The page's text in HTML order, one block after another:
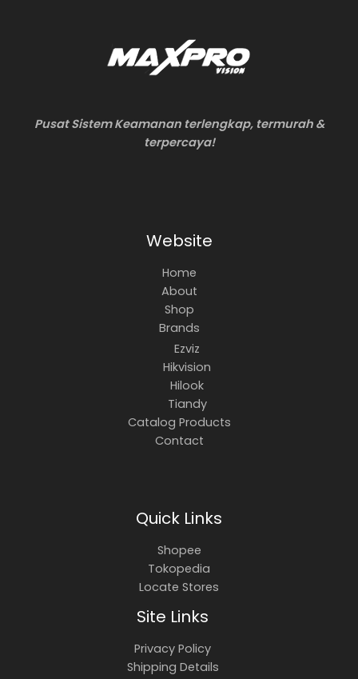
Pusat Sistem Keamanan terlengkap, termurah &
terpercaya!
Website
Home
About
Shop
Brands
Ezviz
Hikvision
Hilook
Tiandy
Catalog Products
Contact
Quick Links
Shopee
Tokopedia
Locate Stores
Site Links
Privacy Policy
Shipping Details